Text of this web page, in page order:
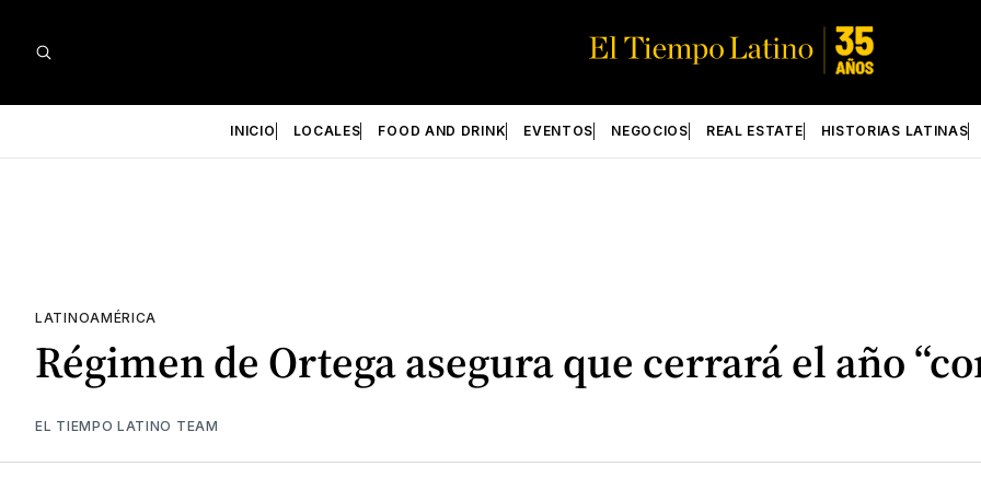
INICIO LOCALES FOOD AND DRINK EVENTOS NEGOCIOS REAL ESTATE HISTORIAS LATINAS
LATINOAMÉRICA
Régimen de Ortega asegura que cerrará el año
EL TIEMPO LATINO TEAM